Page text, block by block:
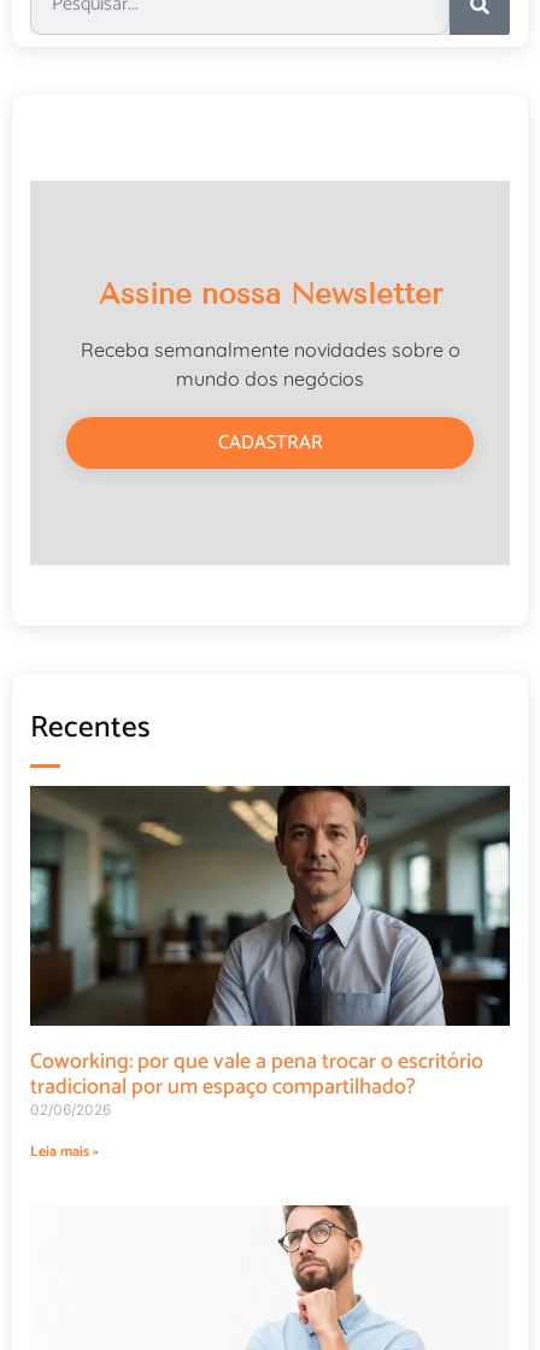
Assine nossa Newsletter
Receba semanalmente novidades sobre o
mundo dos negócios
CADASTRAR
Recentes
Coworking: por que vale a pena trocar o escritório
tradicional por um espaço compartilhado?
02/06/2026
Leia mais »